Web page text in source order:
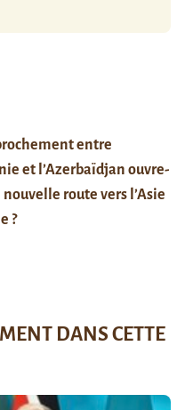
entre
et l’Azerbaïdjan ouvre-
route vers l’Asie
?
DANS CETTE